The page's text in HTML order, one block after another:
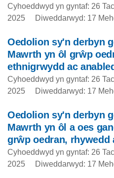
Cyhoeddwyd yn gyntaf: 26
2025
Diweddarwyd: 17
Oedolion sy'n derbyn
Mawrth yn ôl grŵp
ethnigrwydd ac
Cyhoeddwyd yn gyntaf: 26
2025
Diweddarwyd: 17
Oedolion sy'n derbyn
Mawrth yn ôl a oes
grŵp oedran, rhywedd
Cyhoeddwyd yn gyntaf: 26
2025
Diweddarwyd: 17